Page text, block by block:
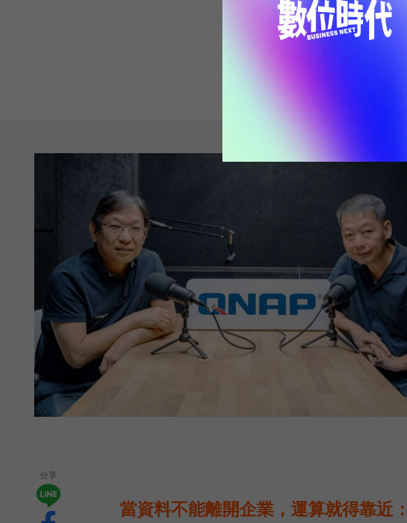
往下滑看下一篇
分享
當資料不能離開企業，運算就得靠近